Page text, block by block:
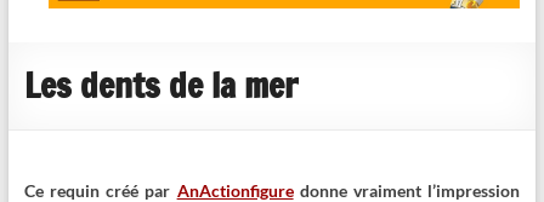
reviews
Les dents de la mer
Ce requin créé par AnActionfiguredonne vraiment l’impression